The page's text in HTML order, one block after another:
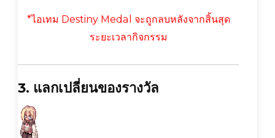
*ไอเทม Destiny Medal จะถูกลบหลังจากสิ้นสุด
ระยะเวลากิจกรรม
3. แลกเปลี่ยนของรางวัล